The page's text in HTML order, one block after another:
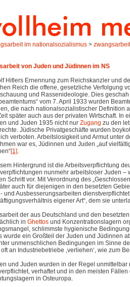
im nationalsozialismus >
von Juden und Jüdinnen im NS
Hitlers Ernennung zum Reichskanzler und
Reich die offene, gesetzliche Verfolgung
und Rassenideologie. Dies
vom 7. April 1933 wurden
die nach nationalsozialistischer Definition
später auch aus der privaten Wirtschaft. In
und Juden 1935 nicht nur Zugang zu den
Jüdische Privatgeschäfte wurden
verboten. Arbeitslosigkeit und Armut unter
war es, Jüdinnen und Juden „auf
[1].
Hintergrund ist die Arbeitsverpflichtung
nunmehr arbeitsloser Juden
Schritt vor. Mit Verordnung des
auch für diejenigen in den besetzten
und Ausbesserungsarbeiten
eigener Art“, dem sie
der aus Deutschland und den
in Ghettos und Konzentrationslagern
schlimmste hygienische
wurde ein Großteil der Juden und Jüdinnen
unmenschlichen Bedingungen im Sinne
an Industriebetriebe ‚verliehen‘, wie zum
und Juden wurden in der Regel
verhaftet und in den meisten
in Osteuropa.